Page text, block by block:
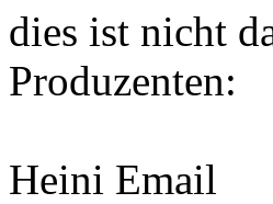
dies ist nicht
Produzenten:
Heini Email